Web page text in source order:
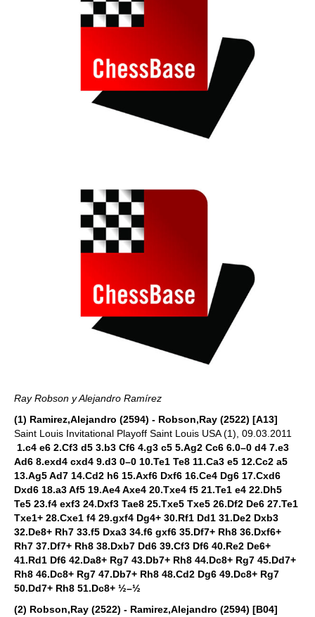
Ray Robson y Alejandro Ramírez
(1) Ramirez,Alejandro (2594) - Robson,Ray (2522) [A13]
Saint Louis Invitational Playoff Saint Louis USA (1), 09.03.2011
1.c4 e6 2.Cf3 d5 3.b3 Cf6 4.g3 c5 5.Ag2 Cc6 6.0–0 d4 7.e3
Ad6 8.exd4 cxd4 9.d3 0–0 10.Te1 Te8 11.Ca3 e5 12.Cc2 a5
13.Ag5 Ad7 14.Cd2 h6 15.Axf6 Dxf6 16.Ce4 Dg6 17.Cxd6
Dxd6 18.a3 Af5 19.Ae4 Axe4 20.Txe4 f5 21.Te1 e4 22.Dh5
Te5 23.f4 exf3 24.Dxf3 Tae8 25.Txe5 Txe5 26.Df2 De6 27.Te1
Txe1+ 28.Cxe1 f4 29.gxf4 Dg4+ 30.Rf1 Dd1 31.De2 Dxb3
32.De8+ Rh7 33.f5 Dxa3 34.f6 gxf6 35.Df7+ Rh8 36.Dxf6+
Rh7 37.Df7+ Rh8 38.Dxb7 Dd6 39.Cf3 Df6 40.Re2 De6+
41.Rd1 Df6 42.Da8+ Rg7 43.Db7+ Rh8 44.Dc8+ Rg7 45.Dd7+
Rh8 46.Dc8+ Rg7 47.Db7+ Rh8 48.Cd2 Dg6 49.Dc8+ Rg7
50.Dd7+ Rh8 51.Dc8+ ½–½
(2) Robson,Ray (2522) - Ramirez,Alejandro (2594) [B04]